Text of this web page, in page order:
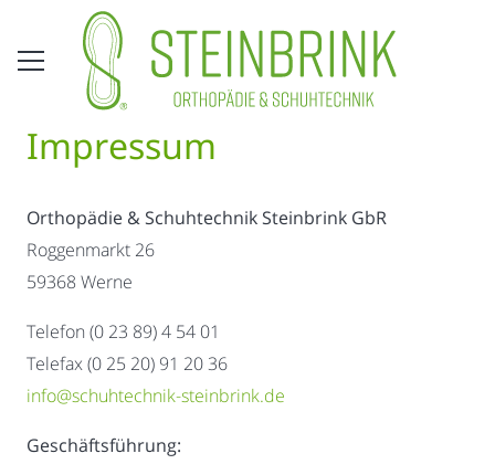
Impressum
Orthopädie & Schuhtechnik Steinbrink GbR
Roggenmarkt 26
59368 Werne
Telefon (0 23 89) 4 54 01
Telefax (0 25 20) 91 20 36
info@schuhtechnik-steinbrink.de
Geschäftsführung: